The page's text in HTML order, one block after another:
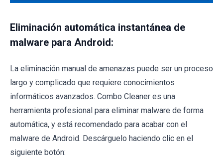
Eliminación automática instantánea de
malware para Android:
La eliminación manual de amenazas puede ser un proceso
largo y complicado que requiere conocimientos
informáticos avanzados. Combo Cleaner es una
herramienta profesional para eliminar malware de forma
automática, y está recomendado para acabar con el
malware de Android. Descárguelo haciendo clic en el
siguiente botón: